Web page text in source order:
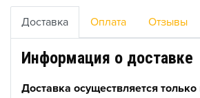
Доставка Оплата Отзывы
Информация о доставке
Доставка осуществляется только